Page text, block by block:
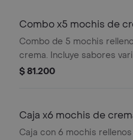
Combo x5 mochis de
Combo de 5 mochis
crema. Incluye sabores
como trozos de Oreo.
$ 81.200
Caja x6 mochis de
Caja con 6 mochis